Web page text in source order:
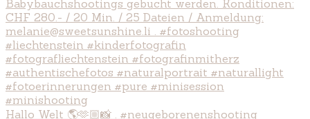
Hallo Welt 🌎🫶🏼📸 . #neugeborenenshooting